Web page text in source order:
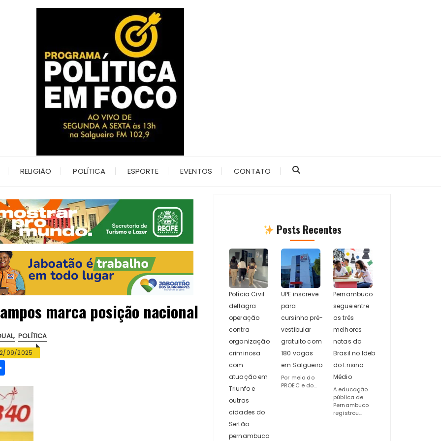
RELIGIÃO POLÍTICA ESPORTE EVENTOS CONTATO
marca posição nacional
POLÍTICA
09/2025
h
a
re
Posts Recentes
Polícia Civil
deflagra
operação
contra
organização
criminosa
com
atuação em
Triunfo e
outras
cidades do
Sertão
pernambuca
UPE inscreve
para
cursinho pré-
vestibular
gratuito com
180 vagas
em Salgueiro
Por meio do
PROEC e do...
Pernambuco
segue entre
as três
melhores
notas do
Brasil no Ideb
do Ensino
Médio
A educação
pública de
Pernambuco
registrou...